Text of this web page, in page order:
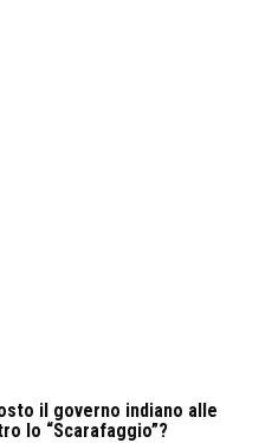
il governo indiano alle
lo “Scarafaggio”?